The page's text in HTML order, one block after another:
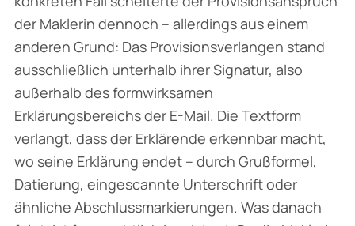
der Maklerin dennoch – allerdings aus einem
anderen Grund: Das Provisionsverlangen stand
ausschließlich unterhalb ihrer Signatur, also
außerhalb des formwirksamen
Erklärungsbereichs der E-Mail. Die Textform
verlangt, dass der Erklärende erkennbar macht,
wo seine Erklärung endet – durch Grußformel,
Datierung, eingescannte Unterschrift oder
ähnliche Abschlussmarkierungen. Was danach